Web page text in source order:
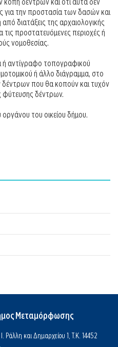
για την προστασία των δασών και
διατάξεις της αρχαιολογικής
τις προστατευόμενες περιοχές ή
νομοθεσίας.
αντίγραφο τοπογραφικού
ή άλλο διάγραμμα, στο
δέντρων που θα κοπούν και τυχόν
φύτευσης δέντρων.
του οικείου δήμου.
Μεταμόρφωσης
I. Ράλλη και Δημαρχείου 1, Τ.Κ. 14452